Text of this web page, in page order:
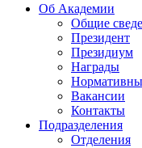
Об Академии
Общие
Президент
Президиум
Награды
Вакансии
Контакты
Подразделения
Отделения